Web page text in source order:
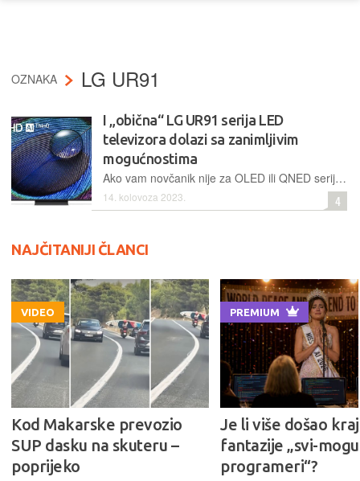
OZNAKA LG UR91
I „obična“ LG UR91 serija LED
televizora dolazi sa zanimljivim
mogućnostima
Ako vam novčanik nije za OLED ili QNED serije, LG ima i obične LED modele, pa za ispod 800 eura možete dobiti 65'' televizor s WebOS sučeljem, high-end procesorom i solidnim opcijama
14. kolovoza 2023. 4
NAJČITANIJI ČLANCI
VIDEO
Kod Makarske prevozio
SUP dasku na skuteru –
poprijeko
PREMIUM
Je li više došao kraj
fantazije „svi-
programeri“?